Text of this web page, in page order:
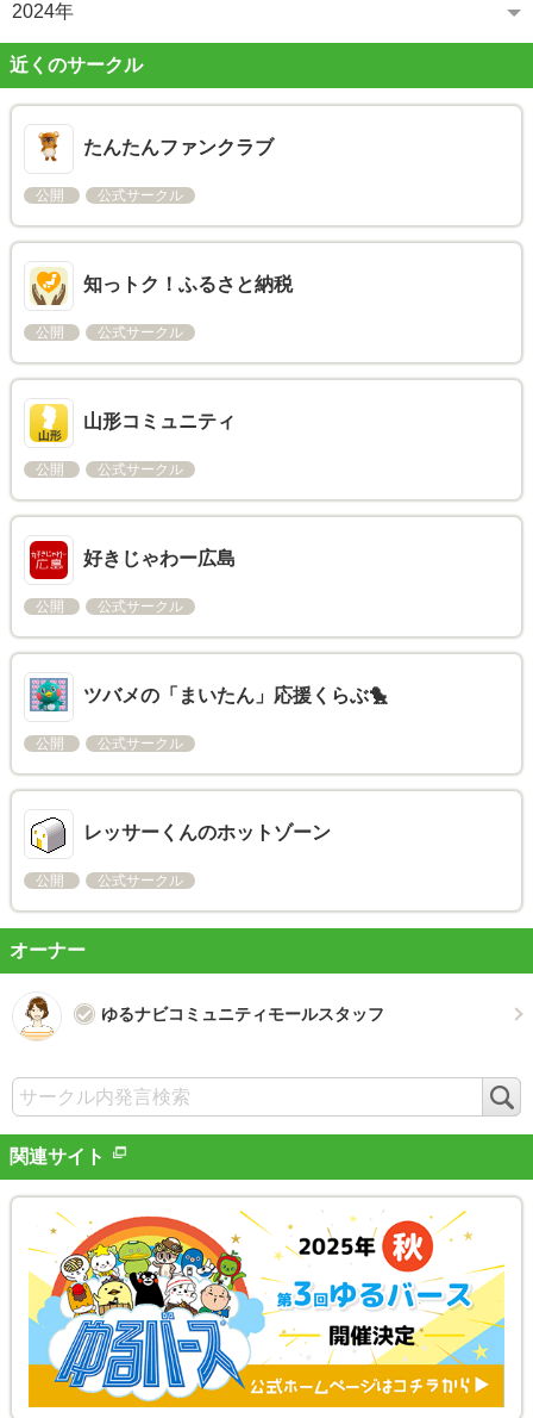
2024年
近くのサークル
たんたんファンクラブ
公開 公式サークル
知っトク！ふるさと納税
公開 公式サークル
山形コミュニティ
公開 公式サークル
好きじゃわー広島
公開 公式サークル
ツバメの「まいたん」応援くらぶ🐤
公開 公式サークル
レッサーくんのホットゾーン
公開 公式サークル
オーナー
ゆるナビコミュニティモールスタッフ
関連サイト